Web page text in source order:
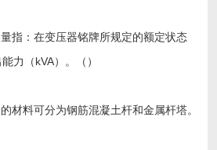
指：在变压器铭牌所规定的额定状态
力（kVA）。（）
材料可分为钢筋混凝土杆和金属杆塔。